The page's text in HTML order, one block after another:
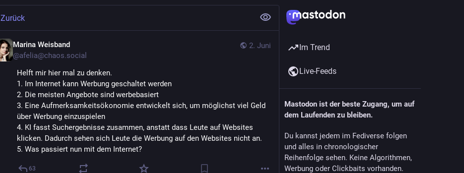
Zurück
2. Juni
Marina Weisband
@afelia@chaos.social
Helft mir hier mal zu denken.
1. Im Internet kann Werbung geschaltet werden
2. Die meisten Angebote sind werbebasiert
3. Eine Aufmerksamkeitsökonomie entwickelt sich, um möglichst viel Geld
über Werbung einzuspielen
4. KI fasst Suchergebnisse zusammen, anstatt dass Leute auf Websites
klicken. Dadurch sehen sich Leute die Werbung auf den Websites nicht an.
5. Was passiert nun mit dem Internet?
63
Im Trend
Live-Feeds
Mastodon ist der beste Zugang, um auf
dem Laufenden zu bleiben.
Du kannst jedem im Fediverse folgen
und alles in chronologischer
Reihenfolge sehen. Keine Algorithmen,
Werbung oder Clickbaits vorhanden.